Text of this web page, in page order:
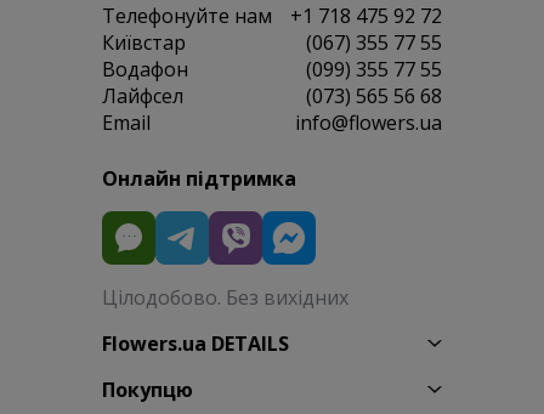
Телефонуйте нам
+1 718 475 92 72
Київстар
(067) 355 77 55
Водафон
(099) 355 77 55
Лайфсел
(073) 565 56 68
Email
info@flowers.ua
Онлайн підтримка
Цілодобово. Без вихідних
Flowers.ua DETAILS
Покупцю